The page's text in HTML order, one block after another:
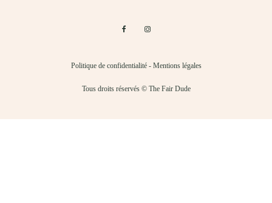
Politique de confidentialité- Mentions légales
Tous droits réservés © The Fair Dude